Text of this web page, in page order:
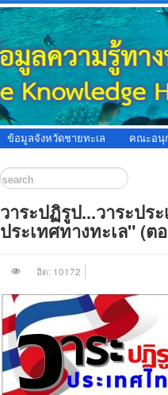
ข้อมูลจังหวัดชายทะเล คณะอนุ
วาระปฏิรูป...วาระป
ประเทศทางทะเล" (ต
ฮิต: 10172